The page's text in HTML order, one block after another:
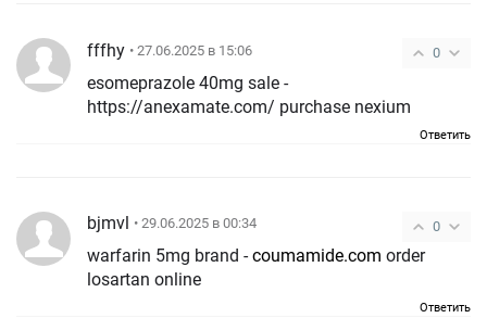
0
fffhy • 27.06.2025 в 15:06
esomeprazole 40mg sale -
https://anexamate.com/ purchase nexium
Ответить
0
bjmvl • 29.06.2025 в 00:34
warfarin 5mg brand -coumamide.com
losartan online
Ответить